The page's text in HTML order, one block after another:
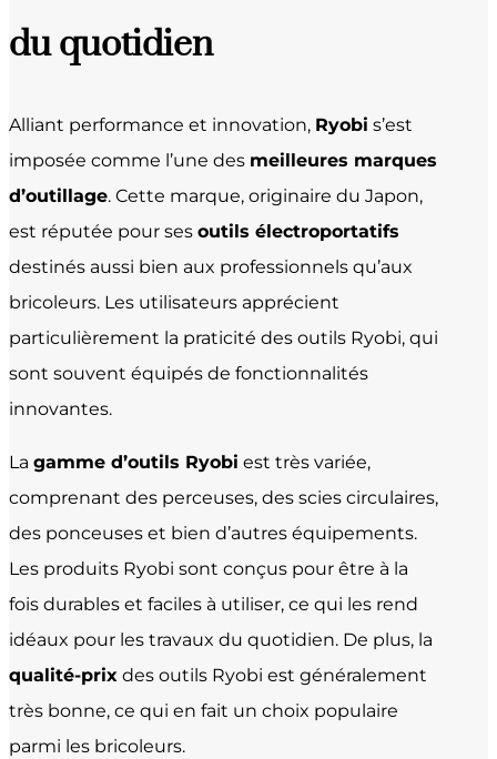
du quotidien
Alliant performance et innovation, Ryobi s’est
imposée comme l’une des meilleures marques
d’outillage. Cette marque, originaire du Japon,
est réputée pour ses outils électroportatifs
destinés aussi bien aux professionnels qu’aux
bricoleurs. Les utilisateurs apprécient
particulièrement la praticité des outils Ryobi, qui
sont souvent équipés de fonctionnalités
innovantes.
La gamme d’outils Ryobi est très variée,
comprenant des perceuses, des scies circulaires,
des ponceuses et bien d’autres équipements.
Les produits Ryobi sont conçus pour être à la
fois durables et faciles à utiliser, ce qui les rend
idéaux pour les travaux du quotidien. De plus, la
qualité-prix des outils Ryobi est généralement
très bonne, ce qui en fait un choix populaire
parmi les bricoleurs.